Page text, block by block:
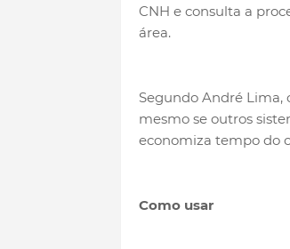
CNH e consulta a
área.
Segundo André Lima,
mesmo se outros
economiza tempo do
Como usar